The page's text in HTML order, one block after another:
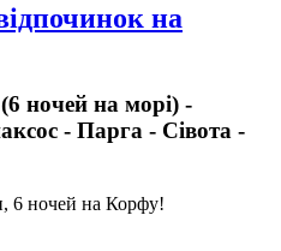
на
ночей на морі) -
- Парга - Сівота -
6 ночей на Корфу!